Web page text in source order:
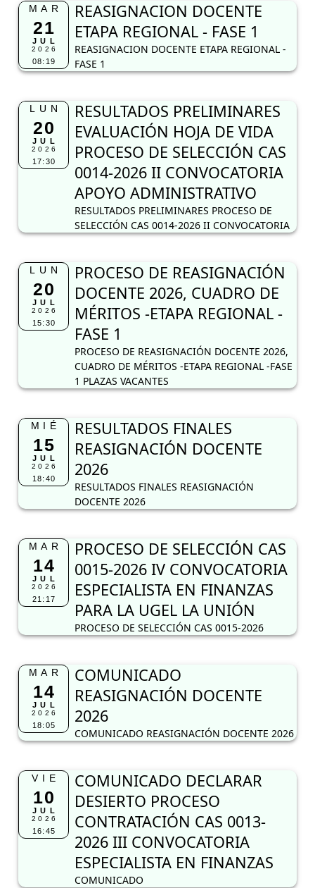
MAR
21
JUL
2026
08:19
REASIGNACION DOCENTE
ETAPA REGIONAL - FASE 1
REASIGNACION DOCENTE ETAPA REGIONAL -
FASE 1
LUN
20
JUL
2026
17:30
RESULTADOS PRELIMINARES
EVALUACIÓN HOJA DE VIDA
PROCESO DE SELECCIÓN CAS
0014-2026 II CONVOCATORIA
APOYO ADMINISTRATIVO
RESULTADOS PRELIMINARES PROCESO DE
SELECCIÓN CAS 0014-2026 II CONVOCATORIA
LUN
20
JUL
2026
15:30
PROCESO DE REASIGNACIÓN
DOCENTE 2026, CUADRO DE
MÉRITOS -ETAPA REGIONAL -
FASE 1
PROCESO DE REASIGNACIÓN DOCENTE 2026,
CUADRO DE MÉRITOS -ETAPA REGIONAL -FASE
1 PLAZAS VACANTES
MIÉ
15
JUL
2026
18:40
RESULTADOS FINALES
REASIGNACIÓN DOCENTE
2026
RESULTADOS FINALES REASIGNACIÓN
DOCENTE 2026
MAR
14
JUL
2026
21:17
PROCESO DE SELECCIÓN CAS
0015-2026 IV CONVOCATORIA
ESPECIALISTA EN FINANZAS
PARA LA UGEL LA UNIÓN
PROCESO DE SELECCIÓN CAS 0015-2026
MAR
14
JUL
2026
18:05
COMUNICADO
REASIGNACIÓN DOCENTE
2026
COMUNICADO REASIGNACIÓN DOCENTE 2026
VIE
10
JUL
2026
16:45
COMUNICADO DECLARAR
DESIERTO PROCESO
CONTRATACIÓN CAS 0013-
2026 III CONVOCATORIA
ESPECIALISTA EN FINANZAS
COMUNICADO